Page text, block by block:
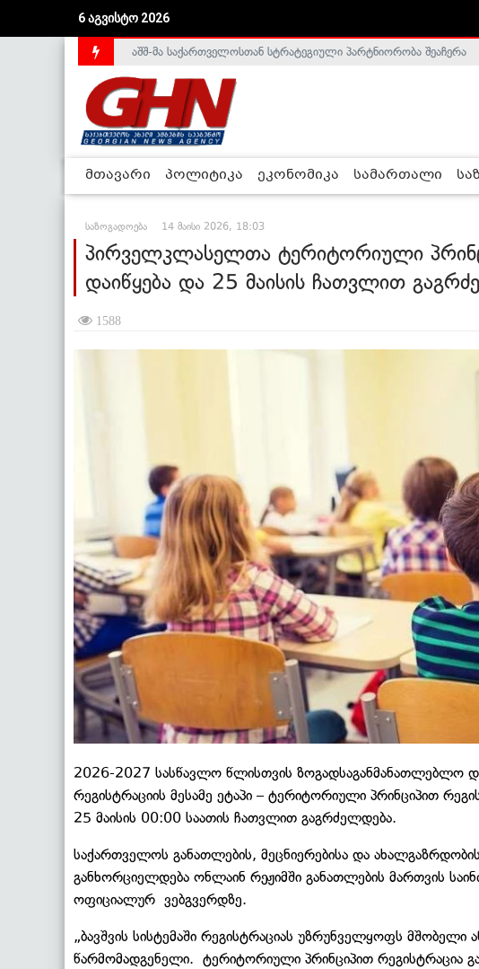
6 აგვისტო 2026
საქართველოს დე-ფაქტო მთავრობა არალეგიტიმურია -
აშშ-მა საქართველოსთან სტრატეგიული პარტნიორობა შეაჩერა
მთავარი პოლიტიკა ეკონომიკა სამართალი
საზოგადოება 14 მაისი 2026, 18:03
პირველკლასელთა ტერიტორიული
დაიწყება და 25 მაისის ჩათვლით
1588
2026-2027 სასწავლო წლისთვის ზოგადსაგანმანათლებლო
რეგისტრაციის მესამე ეტაპი – ტერიტორიული პრინციპით
25 მაისის 00:00 საათის ჩათვლით გაგრძელდება.
საქართველოს განათლების, მეცნიერებისა და
განხორციელდება ონლაინ რეჟიმში განათლების მართვის
ოფიციალურ ვებგვერდზე.
„ბავშვის სისტემაში რეგისტრაციას უზრუნველყოფს მშობელი
წარმომადგენელი. ტერიტორიული პრინციპით რეგისტრაცია